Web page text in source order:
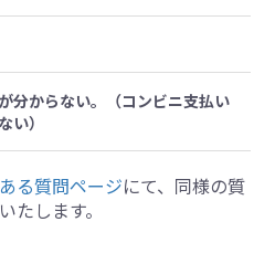
分からない。（コンビニ支払い
い）
る質問ページにて、同様の質
たします。